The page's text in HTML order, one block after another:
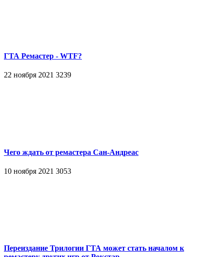
ГТА Ремастер - WTF?
22 ноября 2021 3239
Чего ждать от ремастера Сан-Андреас
10 ноября 2021 3053
Переиздание Трилогии ГТА может стать началом к